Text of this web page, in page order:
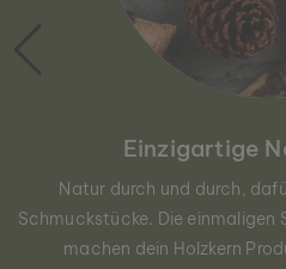
Einzigartige
Natur durch und durch,
Schmuckstücke. Die einmaligen
machen dein Holzkern